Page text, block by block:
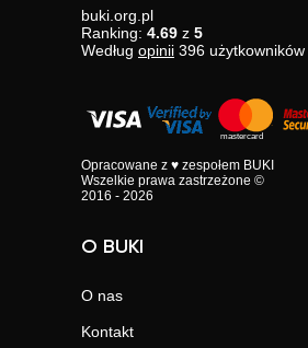
buki.org.pl
Ranking: 4.69 z 5
Według opinii 396 użytkowników
Opracowane z ♥ zespołem BUKI
Wszelkie prawa zastrzeżone ©
2016 - 2026
O BUKI
O nas
Kontakt